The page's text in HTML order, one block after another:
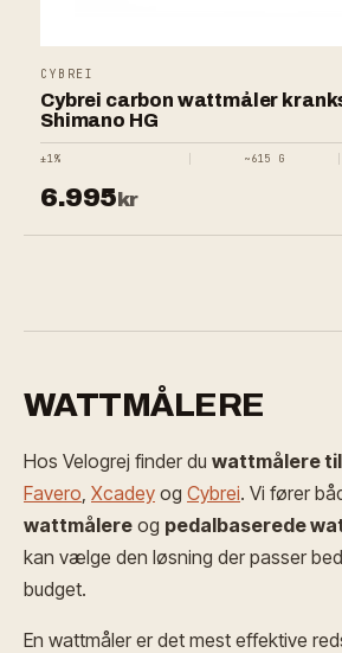
CYBREI
Cybrei carbon wattmåler
Shimano HG
±1% ~615 G
6.995kr
WATTMÅLERE
Hos Velogrej finder du wattmålere
Favero Xcadey og Cybrei. Vi fører
wattmålere og pedalbaserede
kan vælge den løsning der passer
budget.
En wattmåler er det mest effektive